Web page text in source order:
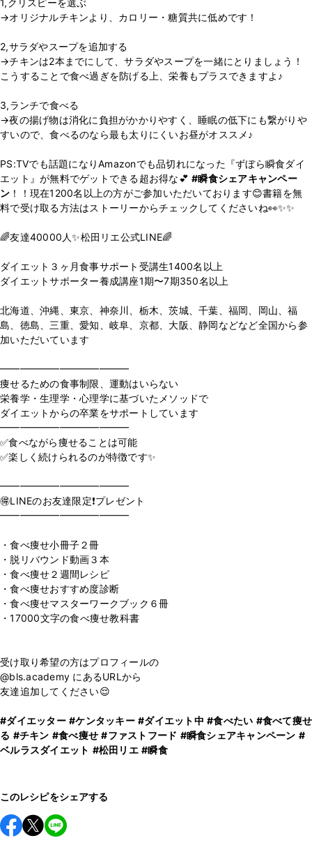
1,クリスピーを選ぶ
→オリジナルチキンより、カロリー・糖質共に低めです！
2,サラダやスープを追加する
→チキンは2本までにして、サラダやスープを一緒にとりましょう！
こうすることで食べ過ぎを防げる上、栄養もプラスできますよ♪
3,ランチで食べる
→夜の揚げ物は消化に負担がかかりやすく、睡眠の低下にも繋がりや
すいので、食べるのなら最も太りにくいお昼がオススメ♪
PS:TVでも話題になりAmazonでも品切れになった『ずぼら瞬食ダイ
エット』が無料でゲットできる超お得な💕 #瞬食シェアキャンペー
ン ！！現在1200名以上の方がご参加いただいております😊書籍を無
料で受け取る方法はストーリーからチェックしてくださいね👀✨✨
🌈友達40000人✨松田リエ公式LINE🌈
ダイエット３ヶ月食事サポート受講生1400名以上
ダイエットサポーター養成講座1期〜7期350名以上
北海道、沖縄、東京、神奈川、栃木、茨城、千葉、福岡、岡山、福
島、徳島、三重、愛知、岐阜、京都、大阪、静岡などなど全国から参
加いただいています
━━━━━━━━━━━━━
痩せるための食事制限、運動はいらない
栄養学・生理学・心理学に基づいたメソッドで
ダイエットからの卒業をサポートしています
━━━━━━━━━━━━━
✅食べながら痩せることは可能
✅楽しく続けられるのが特徴です✨
━━━━━━━━━━━━━
🉐LINEのお友達限定❗️プレゼント
━━━━━━━━━━━━━
・食べ痩せ小冊子２冊
・脱リバウンド動画３本
・食べ痩せ２週間レシピ
・食べ痩せおすすめ度診断
・食べ痩せマスターワークブック６冊
・17000文字の食べ痩せ教科書
受け取り希望の方はプロフィールの
@bls.academy にあるURLから
友達追加してください😌
#ダイエッター #ケンタッキー #ダイエット中 #食べたい #食べて痩せ
る #チキン #食べ痩せ #ファストフード #瞬食シェアキャンペーン #
ベルラスダイエット #松田リエ #瞬食
このレシピをシェアする